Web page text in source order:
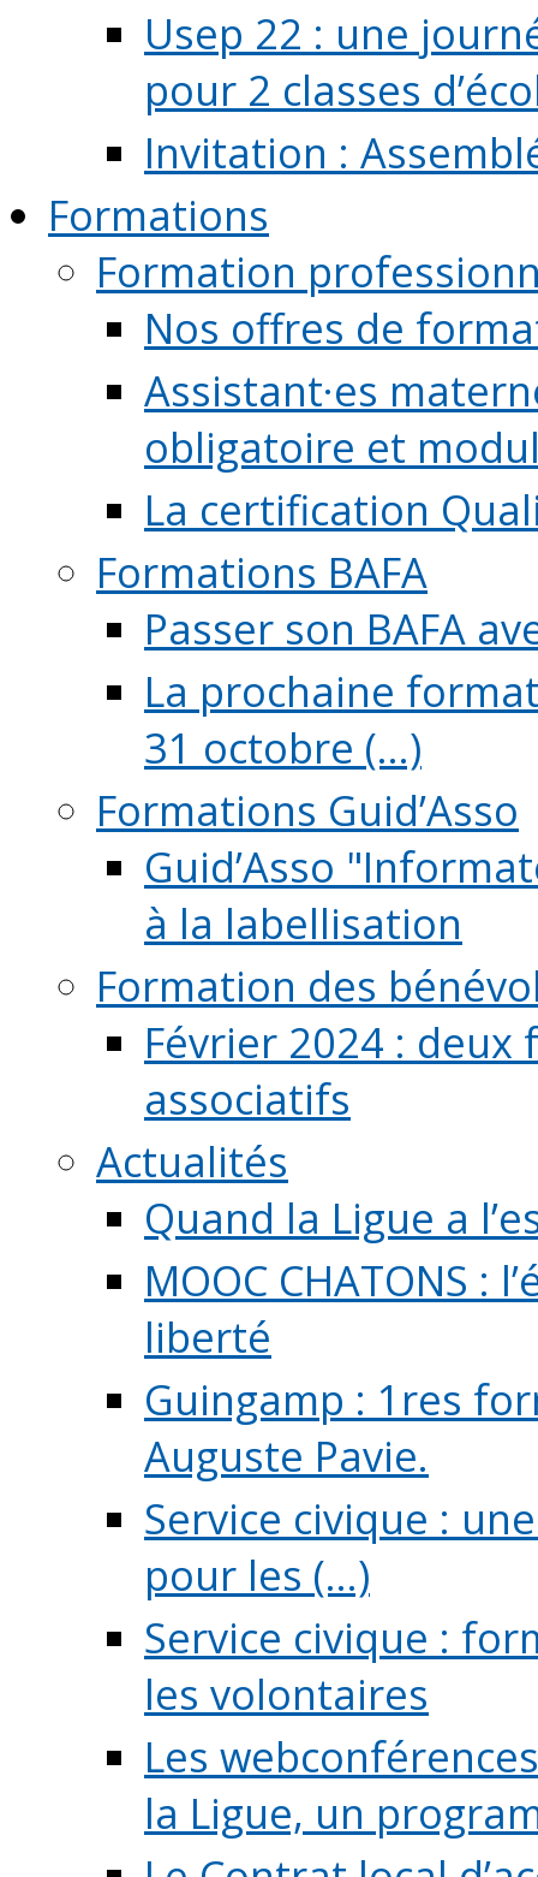
Usep 22 : une
pour 2 classes
Invitation :
Formations
Formation
Nos offres de
Assistant·es
obligatoire et
La certification
Formations BAFA
Passer son BAFA
La prochaine
31 octobre (...)
Formations Guid’Asso
Guid’Asso
à la labellisation
Formation des
Février 2024 :
associatifs
Actualités
Quand la Ligue a
MOOC CHATONS
liberté
Guingamp : 1res
Auguste Pavie.
Service civique :
pour les (...)
Service civique :
les volontaires
Les
la Ligue, un